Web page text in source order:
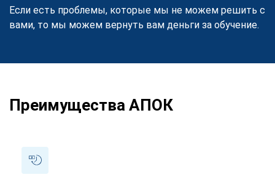
Если есть проблемы, которые мы не можем решить с
вами, то мы можем вернуть вам деньги за обучение.
Преимущества АПОК